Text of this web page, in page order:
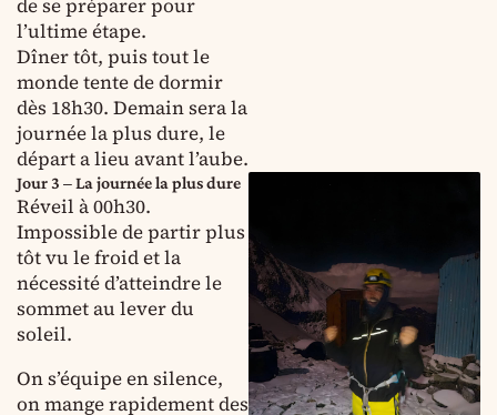
l’ultime étape.
Dîner tôt, puis tout le
monde tente de dormir
dès 18h30. Demain sera la
journée la plus dure, le
départ a lieu avant l’aube.
Jour 3 – La journée la plus dure
Réveil à 00h30.
Impossible de partir plus
tôt vu le froid et la
nécessité d’atteindre le
sommet au lever du
soleil.
On s’équipe en silence,
on mange rapidement des